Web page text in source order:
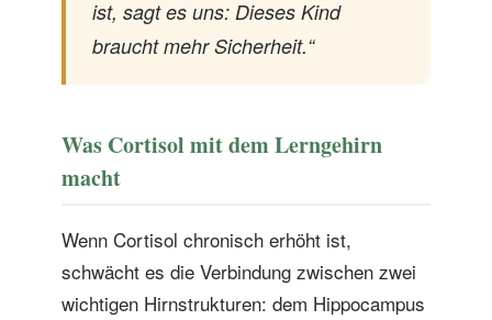
ist, sagt es uns: Dieses Kind
braucht mehr Sicherheit.“
Was Cortisol mit dem Lerngehirn
macht
Wenn Cortisol chronisch erhöht ist,
schwächt es die Verbindung zwischen zwei
wichtigen Hirnstrukturen: dem Hippocampus